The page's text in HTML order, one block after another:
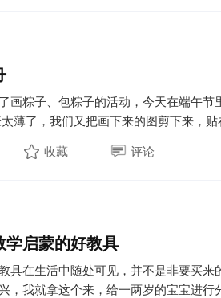
画粽子、包粽子的活动，今天在端午
薄了，我们又把画下来的图剪下来，
收藏 评论
学启蒙的好教具
具在生活中随处可见，并不是非要买
，我就拿这个来，给一两岁的宝宝进